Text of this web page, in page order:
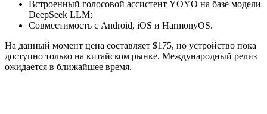
Встроенный голосовой ассистент YOYO на базе модели
DeepSeek LLM;
Совместимость с Android, iOS и HarmonyOS.
На данный момент цена составляет $175, но устройство пока
доступно только на китайском рынке. Международный релиз
ожидается в ближайшее время.